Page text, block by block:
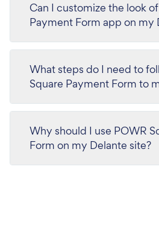
Can I customize the look
Payment Form app on my
What steps do I need to
Square Payment Form to
Why should I use POWR
Form on my Delante site?